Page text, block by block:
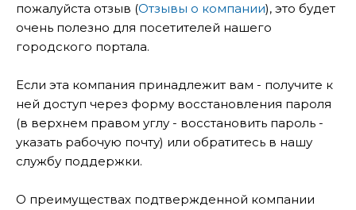
пожалуйста отзыв (Отзывы о компании), это будет
очень полезно для посетителей нашего
городского портала.
Если эта компания принадлежит вам - получите к
ней доступ через форму восстановления пароля
(в верхнем правом углу - восстановить пароль -
указать рабочую почту) или обратитесь в нашу
службу поддержки.
О преимуществах подтвержденной компании